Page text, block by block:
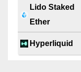
Lido Staked
Ether
Hyperliquid